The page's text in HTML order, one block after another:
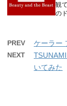
観
の
PREV ケーラー
NEXT
いてみた